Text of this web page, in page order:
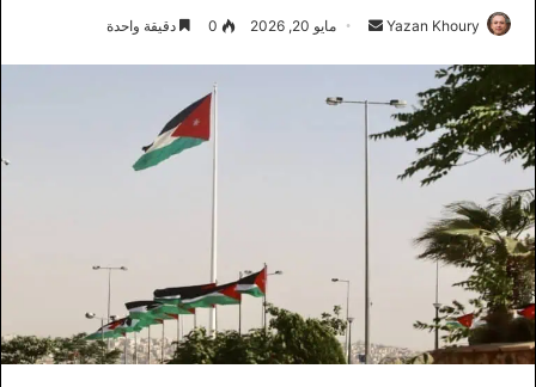
Yazan Khoury
أرسل مايو 20, 2026 0 دقيقة واحدة